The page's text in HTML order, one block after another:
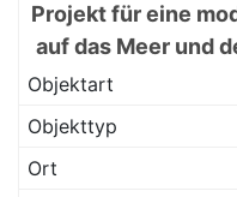
Projekt für eine
auf das Meer und
Objektart
Objekttyp
Ort